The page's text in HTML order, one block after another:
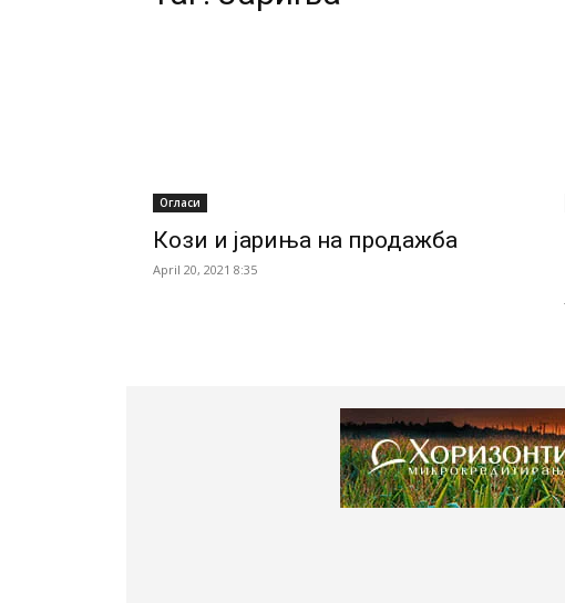
Огласи
Кози и јариња на продажба
April 20, 2021 8:35